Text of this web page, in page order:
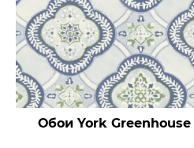
Обои York Greenhouse